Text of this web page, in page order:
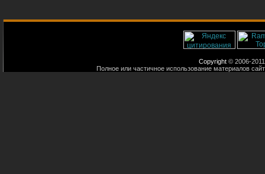
Copyright © 2006-
Полное или частичное использование материалов